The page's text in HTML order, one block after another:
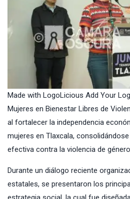
Made with LogoLicious Add Your
Mujeres en Bienestar Libres de
al fortalecer la independencia
mujeres en Tlaxcala,
efectiva contra la violencia de
Durante un diálogo reciente
estatales, se presentaron los